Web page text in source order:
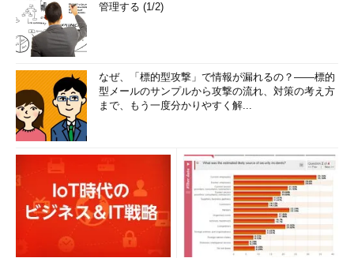
管理する (1/2)
なぜ、「標的型攻撃」で情報が漏れるの？――標的
型メールのサンプルから攻撃の流れ、対策の考え方
まで、もう一度分かりやすく解...